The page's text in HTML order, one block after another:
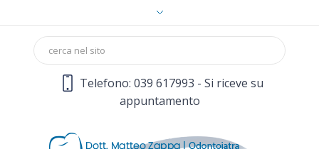
Telefono: 039 617993 - Si riceve su
appuntamento